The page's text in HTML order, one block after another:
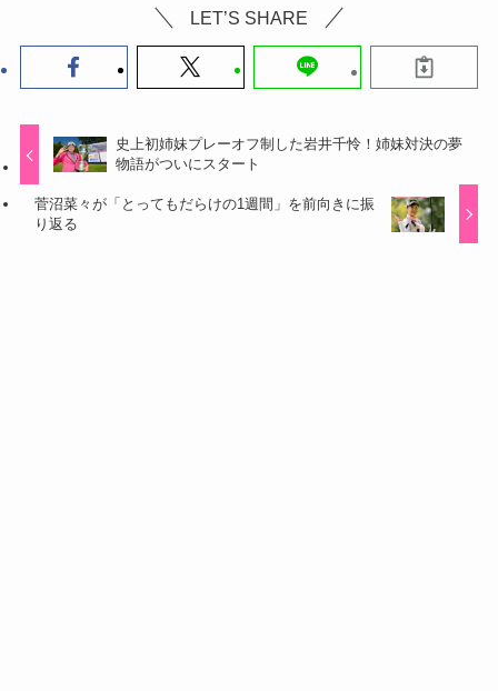
LET’S SHARE
史上初姉妹プレーオフ制した岩井千怜！姉妹対決の夢
物語がついにスタート
菅沼菜々が「とってもだらけの1週間」を前向きに振
り返る